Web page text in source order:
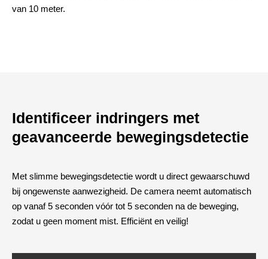
van 10 meter.
Identificeer indringers met
geavanceerde bewegingsdetectie
Met slimme bewegingsdetectie wordt u direct gewaarschuwd
bij ongewenste aanwezigheid. De camera neemt automatisch
op vanaf 5 seconden vóór tot 5 seconden na de beweging,
zodat u geen moment mist. Efficiënt en veilig!